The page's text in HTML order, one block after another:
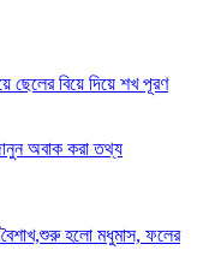
ছেলের বিয়ে দিয়ে শখ পূরণ
অবাক করা তথ্য
বৈশাখ,শুরু হলো মধুমাস, ফলের